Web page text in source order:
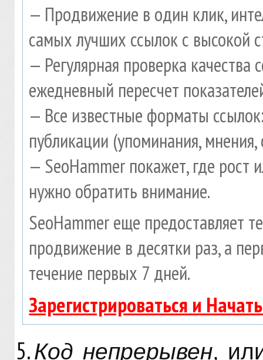
— Продвижение в один клик,
самых лучших ссылок с высокой
— Регулярная проверка
ежедневный пересчет
— Все известные форматы
публикации (упоминания,
— SeoHammer покажет, где рост
нужно обратить внимание.
SeoHammer еще предоставляет
продвижение в десятки раз, а
течение первых 7 дней.
Зарегистрироваться и
Код непрерывен,